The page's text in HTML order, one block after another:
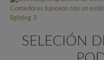
SELECIÓN